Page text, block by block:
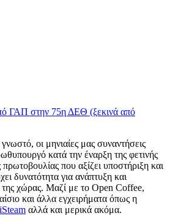
ΓΑΠ στην 75η ΔΕΘ (ξεκινά από
οι μηνιαίες μας συναντήσεις
κατά την έναρξη της φετινής
που αξίζει υποστήριξη και
δυνατότητα για ανάπτυξη και
της χώρας. Μαζί με το Open Coffee,
και άλλα εγχειρήματα όπως η
iSteam αλλά και μερικά ακόμα.